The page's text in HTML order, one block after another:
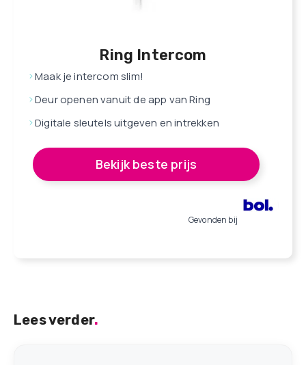
Ring Intercom
Maak je intercom slim!
Deur openen vanuit de app van Ring
Digitale sleutels uitgeven en intrekken
Bekijk beste prijs
Gevonden bij
Lees verder.